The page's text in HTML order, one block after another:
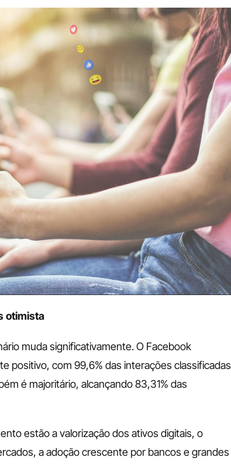
otimista
muda significativamente. O Facebook
positivo, com 99,6% das interações classificadas
é majoritário, alcançando 83,31% das
estão a valorização dos ativos digitais, o
a adoção crescente por bancos e grandes